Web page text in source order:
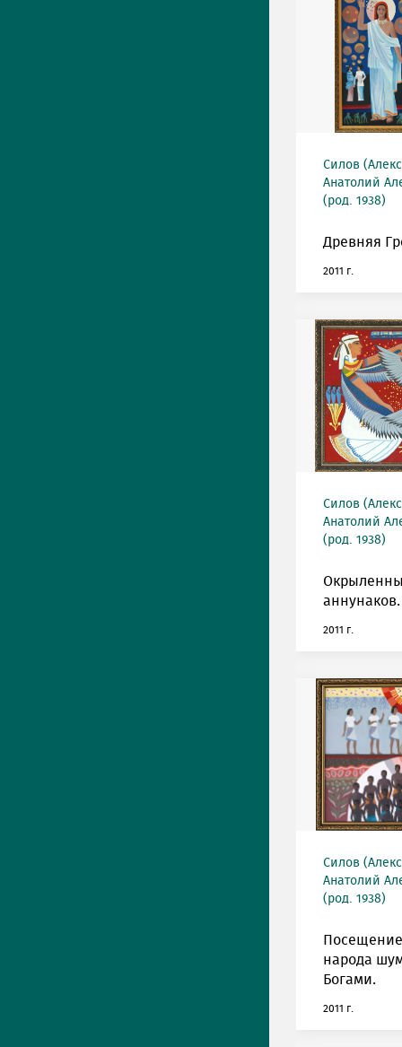
Силов
Анатолий
(род. 1938)
Древняя
2011 г.
Силов
Анатолий
(род. 1938)
аннунаков.
2011 г.
Силов
Анатолий
(род. 1938)
Посещение
народа
Богами.
2011 г.